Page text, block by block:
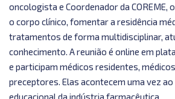
oncologista e Coordenador da COREME,
o corpo clínico, fomentar a residência
tratamentos de forma multidisciplinar,
conhecimento. A reunião é online em
e participam médicos residentes,
preceptores. Elas acontecem uma vez
educacional da indústria farmacêutica.